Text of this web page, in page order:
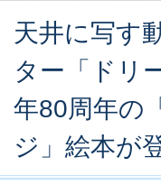
天井に写す
ター「ドリ
年80周年の
ジ」絵本が